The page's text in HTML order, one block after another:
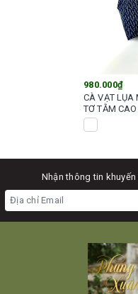
980.000₫
CÀ VẠT LỤA
TƠ TẰM CAO
Nhận thông tin